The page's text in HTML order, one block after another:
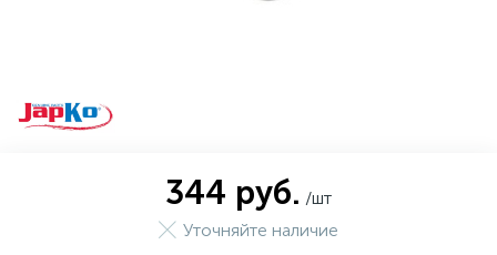
344 руб. /шт
Уточняйте наличие